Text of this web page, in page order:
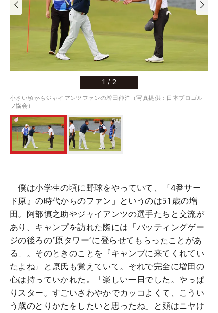
1 / 2
小さい頃からジャイアンツファンの増田伸洋（写真提供：日本プロゴル
フ協会）
「僕は小学生の頃に野球をやっていて、『4番サー
ド原』の時代からのファン」というのは51歳の増
田。阿部慎之助やジャイアンツの選手たちと交流が
あり、キャンプを訪れた際には「バッティングゲー
ジの後ろの“原タワー”に登らせてもらったことがあ
る」。そのときのことを『キャンプに来てくれてい
たよね』と原氏も覚えていて。それで完全に増田の
心は持っていかれた。「楽しい一日でした。やっぱ
りスター。すごいさわやかでカッコよくて、こうい
う歳のとりかたをしたいと思ったね」と顔はニヤけ